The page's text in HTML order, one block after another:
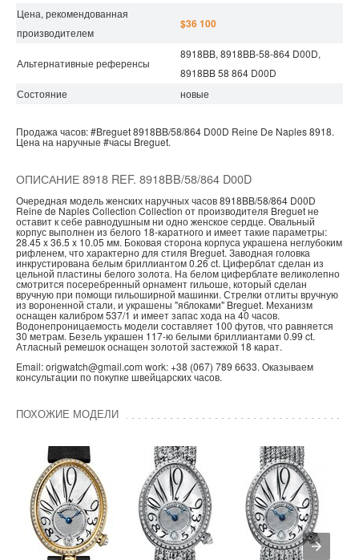
Цена, рекомендованная
производителем
$36 100
Альтернативные референсы
8918BB, 8918BB-58-864 D00D,
8918BB 58 864 D00D
Состояние
новые
Продажа часов:#Breguet8918BB/58/864 D00D Reine De Naples8918.
Цена на наручные #часы Breguet.
ОПИСАНИЕ 8918 REF. 8918BB/58/864 D00D
Очередная модель женских наручных часов 8918BB/58/864 D00D
Reine de Naples Collection Collection от производителя Breguet не
оставит к себе равнодушным ни одно женское сердце. Овальный
корпус выполнен из белого 18-каратного и имеет такие параметры:
28.45 x 36.5 x 10.05 мм. Боковая сторона корпуса украшена неглубоким
рифленем, что характерно для стиля Breguet. Заводная головка
инкрустирована белым бриллиантом 0.26 ct. Циферблат сделан из
цельной пластины белого золота. На белом циферблате великолепно
смотрится посеребренный орнамент гильоше, который сделан
вручную при помощи гильоширной машинки. Стрелки отлиты вручную
из вороненной стали, и украшены "яблоками" Breguet. Механизм
оснащен калибром 537/1 и имеет запас хода на 40 часов.
Водонепроницаемость модели составляет 100 футов, что равняется
30 метрам. Безель украшен 117-ю белыми бриллиантами 0.99 ct.
Атласный ремешок оснащен золотой застежкой 18 карат.
Email: origwatch@gmail.com work: +38 (067) 789 6633. Оказываем
консультации по покупке швейцарских часов.
ПОХОЖИЕ МОДЕЛИ